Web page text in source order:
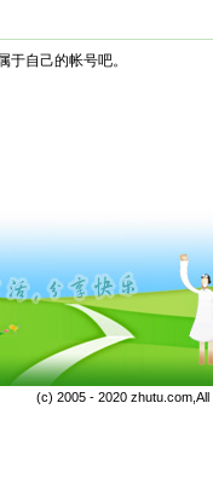
自己的帐号吧。
(c) 2005 - 2020